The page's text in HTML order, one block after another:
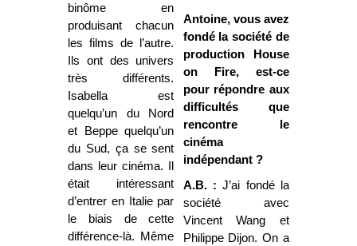
binôme en
produisant chacun
les films de l’autre.
Ils ont des univers
très différents.
Isabella est
quelqu’un du Nord
et Beppe quelqu’un
du Sud, ça se sent
dans leur cinéma. Il
était intéressant
d’entrer en Italie par
le biais de cette
différence-là. Même
Antoine, vous avez
fondé la société de
production House
on Fire, est-ce
pour répondre aux
difficultés que
rencontre le
cinéma
indépendant ?
A.B. : J’ai fondé la
société avec
Vincent Wang et
Philippe Dijon. On a